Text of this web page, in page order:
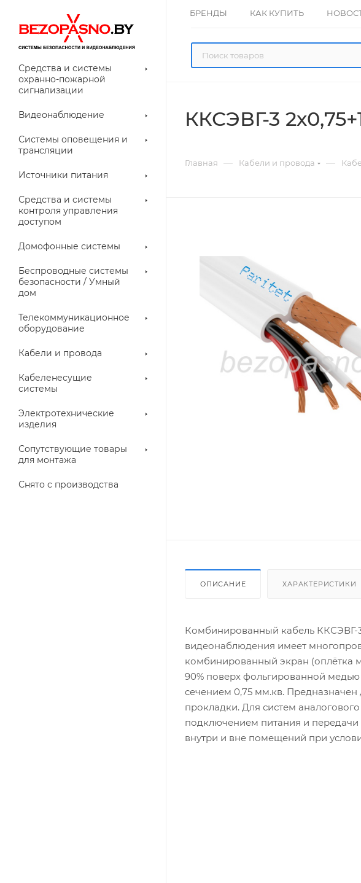
БРЕНДЫ КАК КУПИТЬ
Средства и системы
охранно-пожарной
сигнализации
Видеонаблюдение
для
Системы оповещения и
трансляции
указатели (табло)
Источники питания
Средства и системы
контроля управления
доступом
Домофонные системы
Беспроводные системы
безопасности / Умный
дом
Телекоммуникационное
оборудование
Кабели и провода
Кабеленесущие
системы
Электротехнические
изделия
Сопутствующие товары
для монтажа
Снято с производства
ККСЭВГ-3
Главная — Кабели и провода —
ОПИСАНИЕ ХАРАКТЕРИСТИКИ
Комбинированный кабель ККСЭВГ-3
видеонаблюдения имеет
комбинированный экран (оплётка
90% поверх фольгированной
сечением 0,75 мм.кв.
прокладки. Для систем
подключением питания и
внутри и вне помещений при